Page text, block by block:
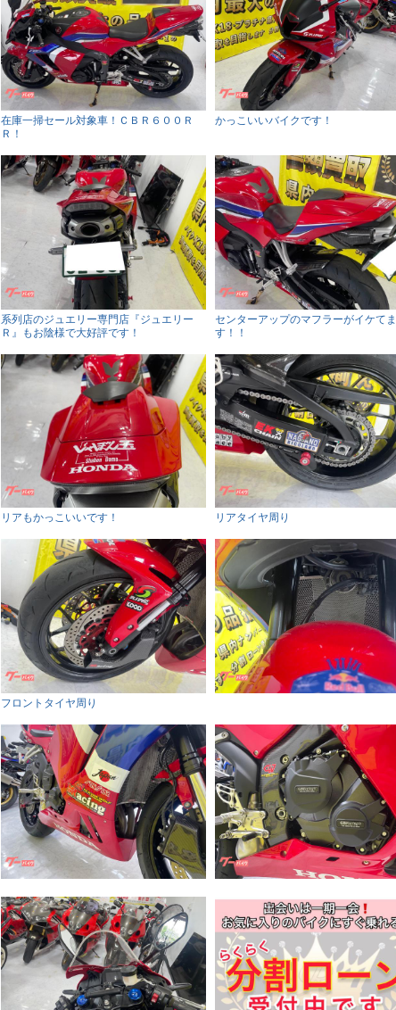
在庫一掃セール対象車！ＣＢＲ６００Ｒ
Ｒ！
かっこいいバイクです！
系列店のジュエリー専門店『ジュエリー
Ｒ』もお陰様で大好評です！
センターアップのマフラーがイケてま
す！！
リアもかっこいいです！ リアタイヤ周り
フロントタイヤ周り